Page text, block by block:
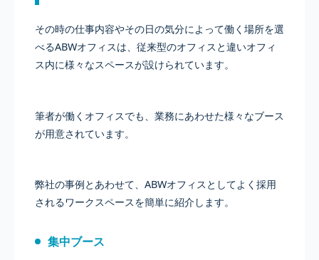
その時の仕事内容やその日の気分によって働く場所を選
べるABWオフィスは、従来型のオフィスと違いオフィ
ス内に様々なスペースが設けられています。
筆者が働くオフィスでも、業務にあわせた様々なブース
が用意されています。
弊社の事例とあわせて、ABWオフィスとしてよく採用
されるワークスペースを簡単に紹介します。
集中ブース